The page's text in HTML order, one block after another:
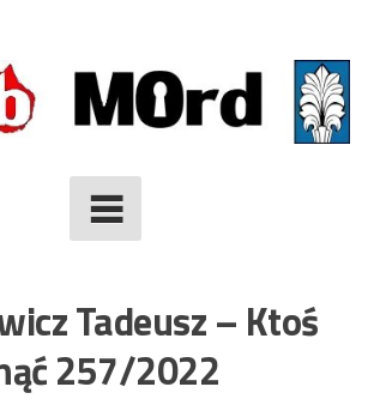
Tadeusz – Ktoś
257/2022